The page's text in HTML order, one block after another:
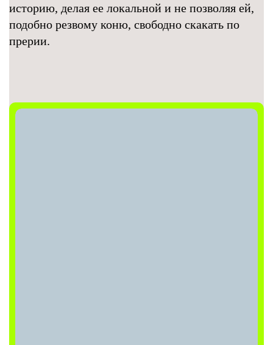
историю, делая ее локальной и не позволяя ей,
подобно резвому коню, свободно скакать по
прерии.